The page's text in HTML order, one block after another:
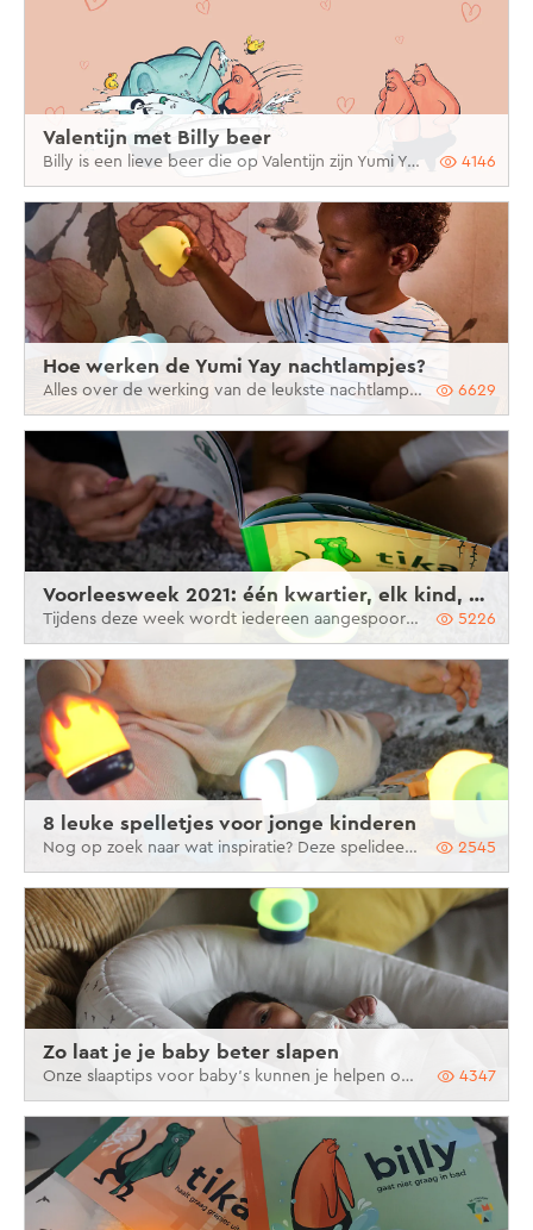
Valentijn met Billy beer
Billy is een lieve beer die op Valentijn zijn Yumi Yay vriendjes alle liefde van de wereld geeft. Maar hoe… dat vertellen jij en je kindje! 4146
Hoe werken de Yumi Yay nachtlampjes?
Alles over de werking van de leukste nachtlampjes 6629
Voorleesweek 2021: één kwartier, elk kind, elke dag
Tijdens deze week wordt iedereen aangespoord om minstens een kwartier per dag voor te lezen. Doe je mee met Yumi Yay? 5226
8 leuke spelletjes voor jonge kinderen
Nog op zoek naar wat inspiratie? Deze spelideeën zijn ideaal voor baby’s, peuters en kleuters tussen 0 en 4 jaar. 2545
Zo laat je je baby beter slapen
Onze slaaptips voor baby’s kunnen je helpen om jouw kindje beter te laten slapen! 4347